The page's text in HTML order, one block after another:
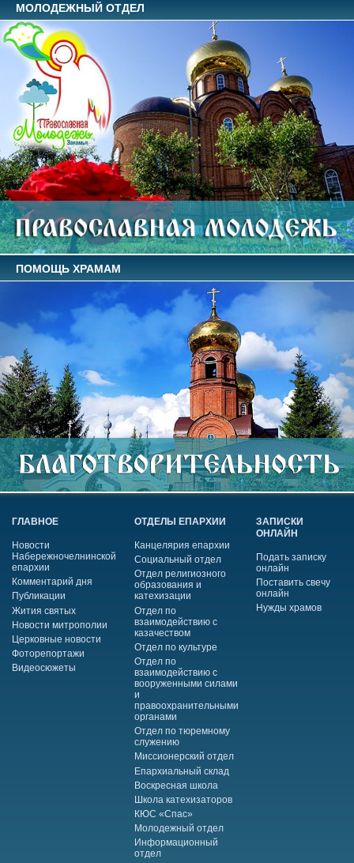
МОЛОДЕЖНЫЙ ОТДЕЛ
ПОМОЩЬ ХРАМАМ
ГЛАВНОЕ
Новости
Набережночелнинской
епархии
Комментарий дня
Публикации
Жития святых
Новости митрополии
Церковные новости
Фоторепортажи
Видеосюжеты
ОТДЕЛЫ ЕПАРХИИ
Канцелярия епархии
Социальный отдел
Отдел религиозного
образования и
катехизации
Отдел по
взаимодействию с
казачеством
Отдел по культуре
Отдел по
взаимодействию с
вооруженными силами
и
правоохранительными
органами
Отдел по тюремному
служению
Миссионерский отдел
Епархиальный склад
Воскресная школа
Школа катехизаторов
КЮС «Спас»
Молодежный отдел
Информационный
отдел
ЗАПИСКИ
ОНЛАЙН
Подать записку
онлайн
Поставить свечу
онлайн
Нужды храмов